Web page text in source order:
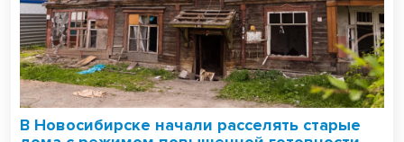
В Новосибирске начали расселять старые